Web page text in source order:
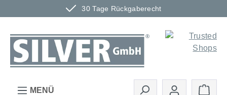
30 Tage Rückgaberecht
Zum Hauptinhalt springen
MENÜ